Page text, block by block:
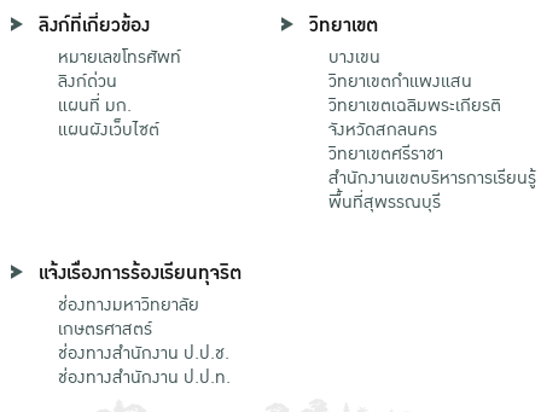
ลิงก์ที่เกี่ยวข้อง
หมายเลขโทรศัพท์
ลิงก์ด่วน
แผนที่ มก.
แผนผังเว็บไซต์
วิทยาเขต
บางเขน
วิทยาเขตกําแพงแสน
วิทยาเขตเฉลิมพระเกียรติ
จังหวัดสกลนคร
วิทยาเขตศรีราชา
สำนักงานเขตบริหารการเรียนรู้
พื้นที่สุพรรณบุรี
แจ้งเรื่องการร้องเรียนทุจริต
ช่องทางมหาวิทยาลัย
เกษตรศาสตร์
ช่องทางสำนักงาน ป.ป.ช.
ช่องทางสำนักงาน ป.ป.ท.